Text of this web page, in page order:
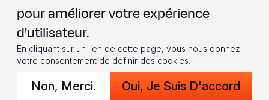
Je suis d'accord avec les WVI's Terms & Conditions
Footer
Legal
© 2026 World Vision International
Privacy Policy Terms of Use
pour améliorer votre expérience
d'utilisateur.
En cliquant sur un lien de cette page, vous nous donnez
votre consentement de définir des cookies.
Non, Merci. Oui, Je Suis D'accord